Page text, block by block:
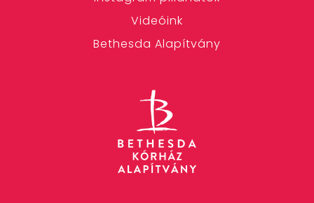
Videóink
Bethesda Alapítvány